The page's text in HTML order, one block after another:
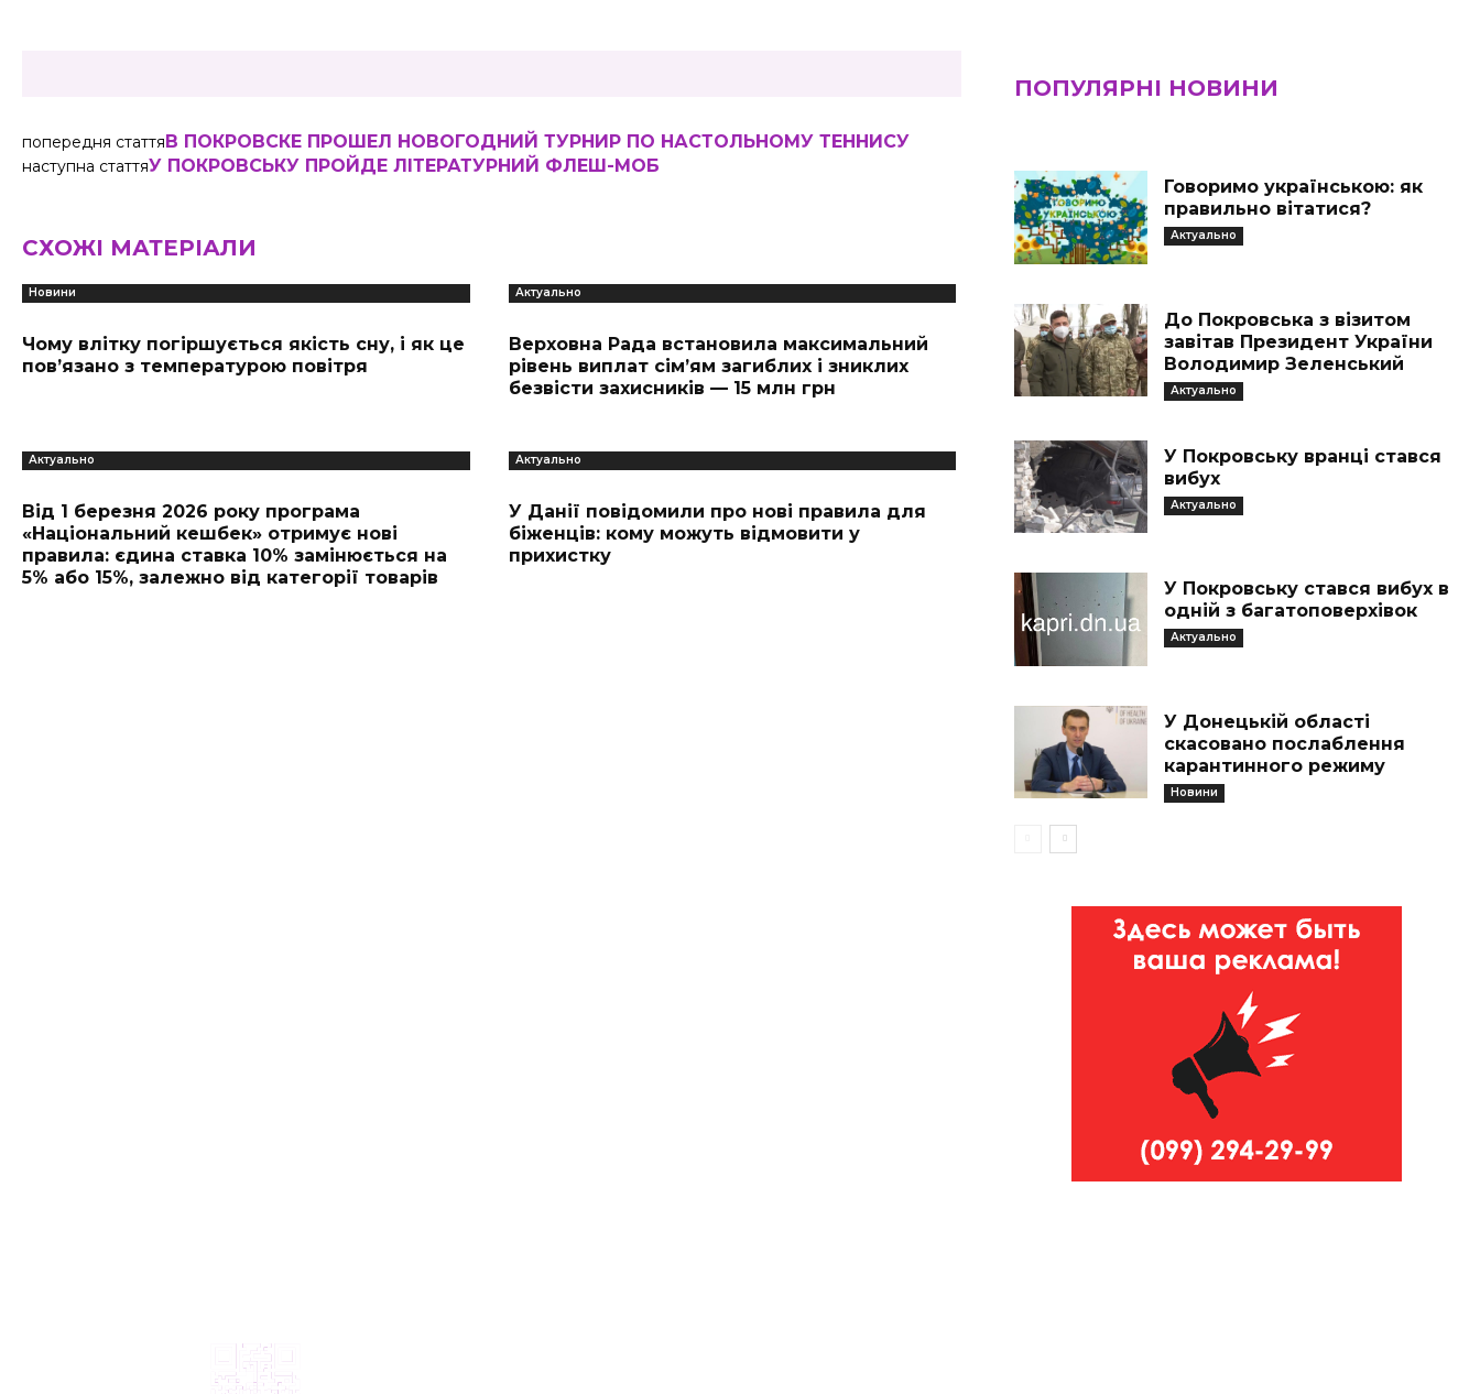
попередня статтяВ ПОКРОВСКЕ ПРОШЕЛ НОВОГОДНИЙ ТУРНИР ПО НАСТОЛЬНОМУ ТЕННИСУ
наступна статтяУ ПОКРОВСЬКУ ПРОЙДЕ ЛІТЕРАТУРНИЙ ФЛЕШ-МОБ
СХОЖІ МАТЕРІАЛИ
Новини
Чому влітку погіршується якість сну, і як це
пов’язано з температурою повітря
Актуально
Верховна Рада встановила максимальний
рівень виплат сім’ям загиблих і зниклих
безвісти захисників — 15 млн грн
Актуально
Від 1 березня 2026 року програма
«Національний кешбек» отримує нові
правила: єдина ставка 10% замінюється на
5% або 15%, залежно від категорії товарів
Актуально
У Данії повідомили про нові правила для
біженців: кому можуть відмовити у
прихистку
ПОПУЛЯРНІ НОВИНИ
Говоримо українською: як
правильно вітатися?
Актуально
До Покровська з візитом
завітав Президент України
Володимир Зеленський
Актуально
У Покровську вранці стався
вибух
Актуально
У Покровську стався вибух в
одній з багатоповерхівок
Актуально
У Донецькій області
скасовано послаблення
карантинного режиму
Новини